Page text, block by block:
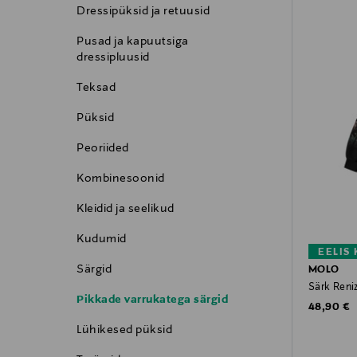
Dressipüksid ja retuusid
Pusad ja kapuutsiga
dressipluusid
Teksad
Püksid
Peoriided
Kombinesoonid
Kleidid ja seelikud
Kudumid
Särgid
Pikkade varrukatega särgid
Lühikesed püksid
EELIS
MOLO
Särk
Original
48,90 €